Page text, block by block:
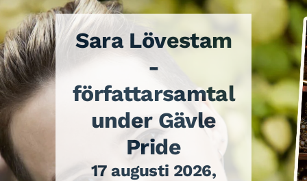
Sara Lövestam
-
författarsamtal
under Gävle
Pride
17 augusti 2026,